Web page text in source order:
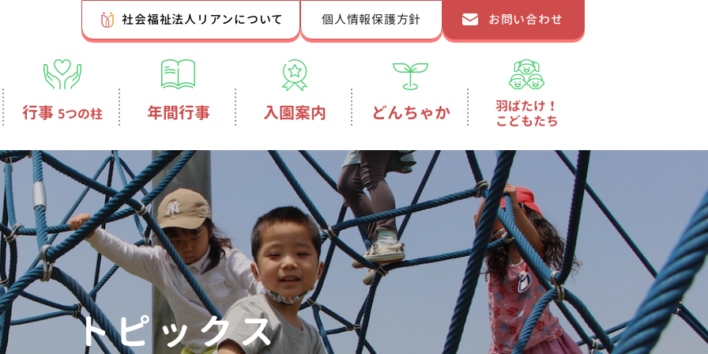
社会福祉法人リアンについて 個人情報保護方針 お問い合わせ
行事 5つの柱 年間行事 入園案内 どんちゃか
羽ばたけ！
こどもたち
トピックス